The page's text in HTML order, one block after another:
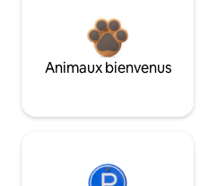
Animaux bienvenus